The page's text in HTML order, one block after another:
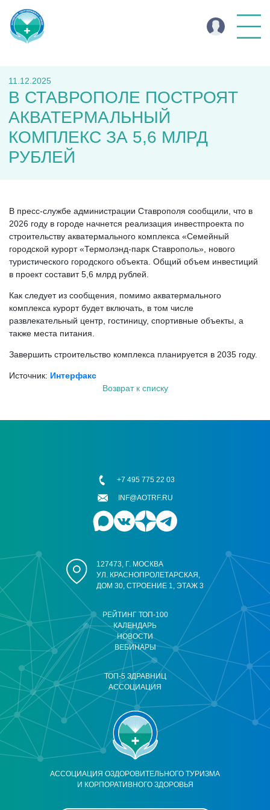
11.12.2025
В СТАВРОПОЛЕ ПОСТРОЯТ
АКВАТЕРМАЛЬНЫЙ
КОМПЛЕКС ЗА 5,6 МЛРД
РУБЛЕЙ
В пресс-службе администрации Ставрополя сообщили, что в
2026 году в городе начнется реализация инвестпроекта по
строительству акватермального комплекса «Семейный
городской курорт «Термолэнд-парк Ставрополь», нового
туристического городского объекта. Общий объем инвестиций
в проект составит 5,6 млрд рублей.
Как следует из сообщения, помимо акватермального
комплекса курорт будет включать, в том числе
развлекательный центр, гостиницу, спортивные объекты, а
также места питания.
Завершить строительство комплекса планируется в 2035 году.
Источник: Интерфакс
Возврат к списку
АССОЦИАЦИЯ ОЗДОРОВИТЕЛЬНОГО ТУРИЗМА
И КОРПОРАТИВНОГО ЗДОРОВЬЯ
РЕЙТИНГ ТОП-100
КАЛЕНДАРЬ
НОВОСТИ
ВЕБИНАРЫ
ТОП-5 ЗДРАВНИЦ
АССОЦИАЦИЯ
127473, Г. МОСКВА
УЛ. КРАСНОПРОЛЕТАРСКАЯ,
ДОМ 30, СТРОЕНИЕ 1, ЭТАЖ 3
+7 495 775 22 03
INF@AOTRF.RU